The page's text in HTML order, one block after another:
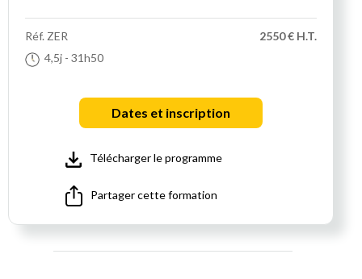
Réf.ZER
4,5j - 31h50
2550 € H.T.
Dates et inscription
Télécharger le programme
Partager cette formation